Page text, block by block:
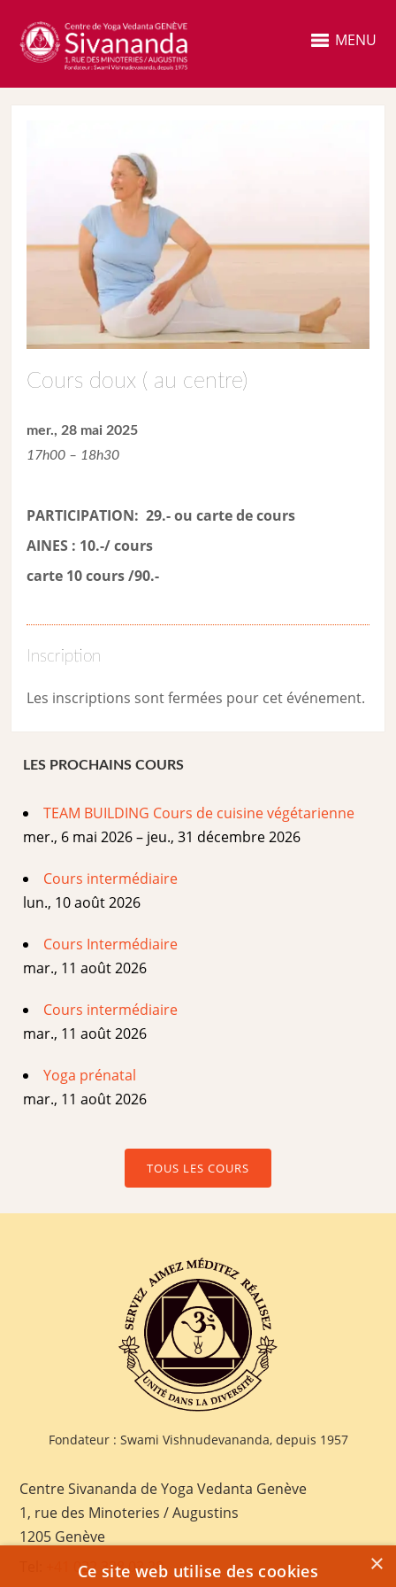
MENU
Cours doux ( au centre)
mer., 28 mai 2025
17h00 – 18h30
PARTICIPATION: 29.- ou carte de cours
AINES : 10.-/ cours
carte 10 cours /90.-
Inscription
Les inscriptions sont fermées pour cet événement.
LES PROCHAINS COURS
TEAM BUILDING Cours de cuisine végétarienne
mer., 6 mai 2026 – jeu., 31 décembre 2026
Cours intermédiaire
lun., 10 août 2026
Cours Intermédiaire
mar., 11 août 2026
Cours intermédiaire
mar., 11 août 2026
Yoga prénatal
mar., 11 août 2026
TOUS LES COURS
Fondateur : Swami Vishnudevananda, depuis 1957
Centre Sivananda de Yoga Vedanta Genève
1, rue des Minoteries / Augustins
1205 Genève
+41 022 328 03 28 ×
Ce site web utilise des cookies